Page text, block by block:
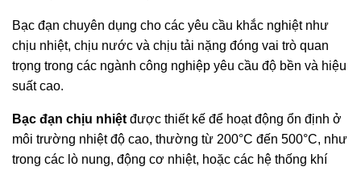
Bạc đạn chuyên dụng cho các yêu cầu khắc nghiệt như
chịu nhiệt, chịu nước và chịu tải nặng đóng vai trò quan
trọng trong các ngành công nghiệp yêu cầu độ bền và hiệu
suất cao.
Bạc đạn chịu nhiệt được thiết kế để hoạt động ổn định ở
môi trường nhiệt độ cao, thường từ 200°C đến 500°C, như
trong các lò nung, động cơ nhiệt, hoặc các hệ thống khí